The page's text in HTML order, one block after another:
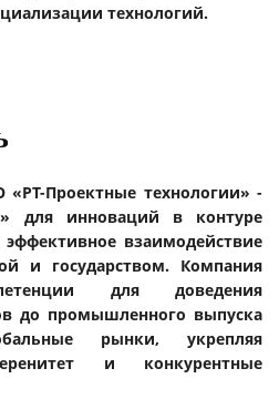
технологий.
«РТ-Проектные технологии» -
для инноваций в контуре
эффективное взаимодействие
и государством. Компания
для доведения
до промышленного выпуска
рынки, укрепляя
и конкурентные